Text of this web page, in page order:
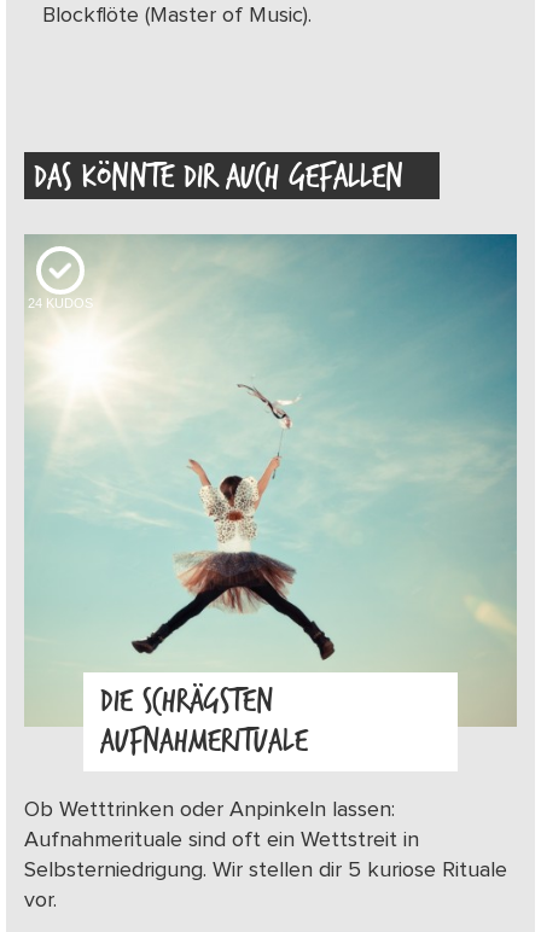
Blockflöte (Master of Music).
DAS KÖNNTE DIR AUCH GEFALLEN
24 KUDOS
DIE SCHRÄGSTEN
AUFNAHMERITUALE
Ob Wetttrinken oder Anpinkeln lassen:
Aufnahmerituale sind oft ein Wettstreit in
Selbsterniedrigung. Wir stellen dir 5 kuriose Rituale
vor.